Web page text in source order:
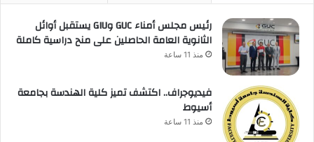
رئيس مجلس أمناء GUC وGIU يستقبل أوائل
الثانوية العامة الحاصلين على منح دراسية كاملة
منذ 11 ساعة
فيديوجراف.. اكتشف تميز كلية الهندسة بجامعة
أسيوط
منذ 11 ساعة